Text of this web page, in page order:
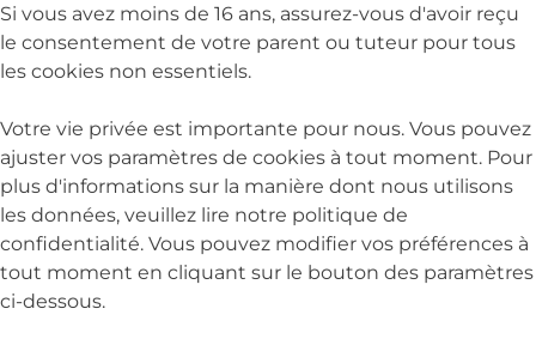
Si vous avez moins de 16 ans, assurez-vous d'avoir reçu
le consentement de votre parent ou tuteur pour tous
les cookies non essentiels.
Votre vie privée est importante pour nous. Vous pouvez
ajuster vos paramètres de cookies à tout moment. Pour
plus d'informations sur la manière dont nous utilisons
les données, veuillez lire notre politique de
confidentialité. Vous pouvez modifier vos préférences à
tout moment en cliquant sur le bouton des paramètres
ci-dessous.